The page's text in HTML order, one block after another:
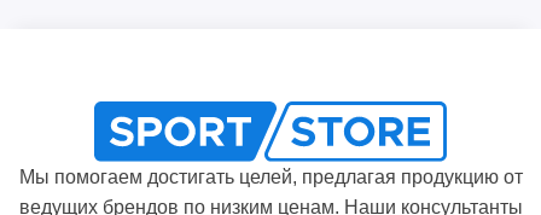
Мы помогаем достигать целей, предлагая продукцию от
ведущих брендов по низким ценам. Наши консультанты